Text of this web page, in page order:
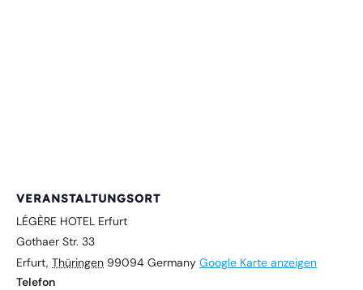
VERANSTALTUNGSORT
LÉGÈRE HOTEL Erfurt
Gothaer Str. 33
Erfurt, Thüringen 99094 Germany Google Karte anzeigen
Telefon